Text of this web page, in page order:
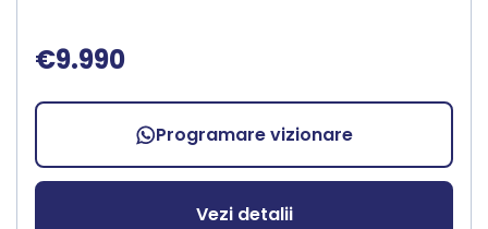
€9.990
Programare vizionare
Vezi detalii